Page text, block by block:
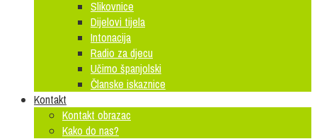
Slikovnice
Dijelovi tijela
Intonacija
Radio za djecu
Učimo španjolski
Članske iskaznice
Kontakt
Kontakt obrazac
Kako do nas?